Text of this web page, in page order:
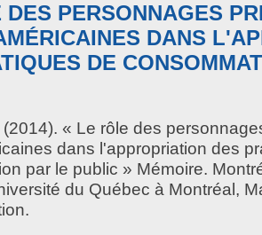
PERSONNAGES
DANS
DE
(2014). « Le rôle des
dans l'appropriation des
par le public » Mémoire.
du Québec à Montréal,